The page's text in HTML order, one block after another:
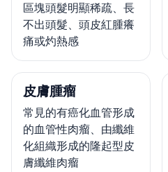
區塊頭髮明顯稀疏、長
不出頭髮、頭皮紅腫癢
痛或灼熱感
皮膚腫瘤
常見的有癌化血管形成
的血管性肉瘤、由纖維
化組織形成的隆起型皮
膚纖維肉瘤